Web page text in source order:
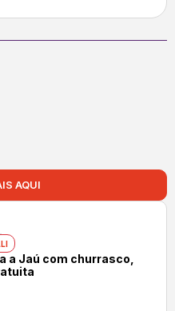
AQUI
a Jaú com churrasco,